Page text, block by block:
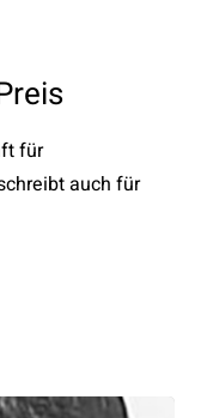
für
auch für